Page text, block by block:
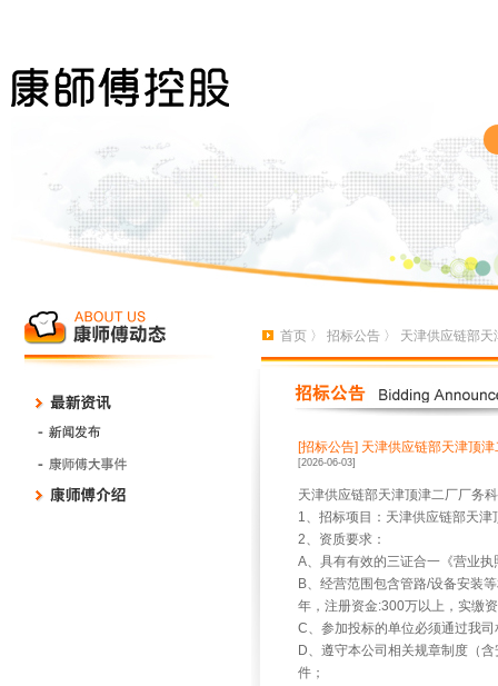
首页 〉 招标公告 〉 天津供应链部
[招标公告] 天津供应链部天津顶
[2026-06-03]
天津供应链部天津顶津二厂厂务
1、招标项目：天津供应链部天
2、资质要求：
A、具有有效的三证合一《营业
B、经营范围包含管路/设备安装
年，注册资金:300万以上，实缴
C、参加投标的单位必须通过我
D、遵守本公司相关规章制度（
件；